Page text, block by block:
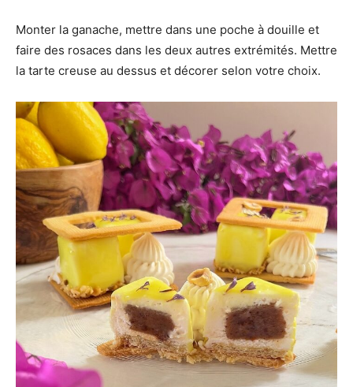
Monter la ganache, mettre dans une poche à douille et
faire des rosaces dans les deux autres extrémités. Mettre
la tarte creuse au dessus et décorer selon votre choix.